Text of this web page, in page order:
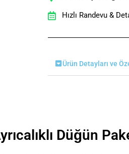
Hızlı Randevu &
Ürün Detayları ve
Düğün